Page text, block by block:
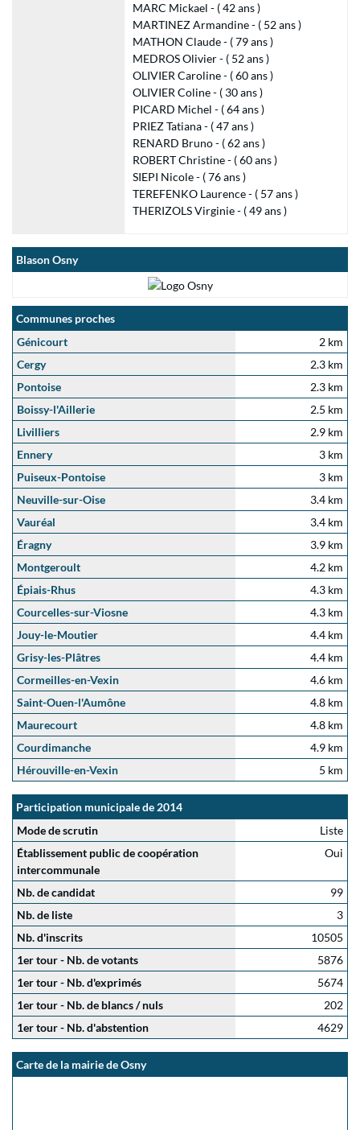
MARC Mickael - ( 42 ans )
MARTINEZ Armandine - ( 52 ans )
MATHON Claude - ( 79 ans )
MEDROS Olivier - ( 52 ans )
OLIVIER Caroline - ( 60 ans )
OLIVIER Coline - ( 30 ans )
PICARD Michel - ( 64 ans )
PRIEZ Tatiana - ( 47 ans )
RENARD Bruno - ( 62 ans )
ROBERT Christine - ( 60 ans )
SIEPI Nicole - ( 76 ans )
TEREFENKO Laurence - ( 57 ans )
THERIZOLS Virginie - ( 49 ans )
Blason Osny
Communes proches
Génicourt
2 km
Cergy
2.3 km
Pontoise
2.3 km
Boissy-l'Aillerie
2.5 km
Livilliers
2.9 km
Ennery
3 km
Puiseux-Pontoise
3 km
Neuville-sur-Oise
3.4 km
Vauréal
3.4 km
Éragny
3.9 km
Montgeroult
4.2 km
Épiais-Rhus
4.3 km
Courcelles-sur-Viosne
4.3 km
Jouy-le-Moutier
4.4 km
Grisy-les-Plâtres
4.4 km
Cormeilles-en-Vexin
4.6 km
Saint-Ouen-l'Aumône
4.8 km
Maurecourt
4.8 km
Courdimanche
4.9 km
Hérouville-en-Vexin
5 km
Participation municipale de 2014
Mode de scrutin
Liste
Établissement public de coopération
intercommunale
Oui
Nb. de candidat
99
Nb. de liste
3
Nb. d'inscrits
10505
1er tour - Nb. de votants
5876
1er tour - Nb. d'exprimés
5674
1er tour - Nb. de blancs / nuls
202
1er tour - Nb. d'abstention
4629
Carte de la mairie de Osny